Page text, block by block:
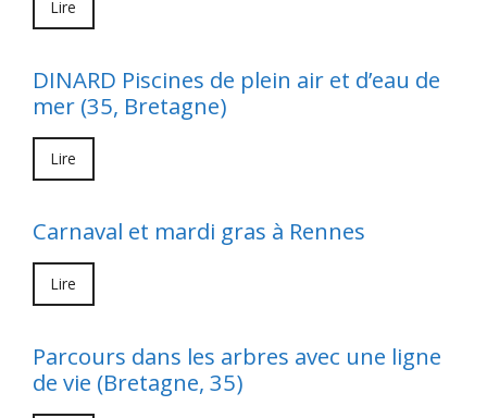
Lire
DINARD Piscines de plein air et d’eau de
mer (35, Bretagne)
Lire
Carnaval et mardi gras à Rennes
Lire
Parcours dans les arbres avec une ligne
de vie (Bretagne, 35)